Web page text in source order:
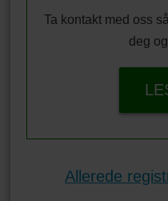
Ta kontakt med oss
deg
Allerede